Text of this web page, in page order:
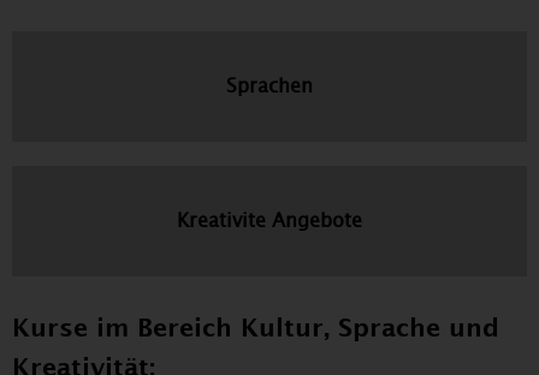
Sprachen
Kreativite Angebote
Kurse im Bereich Kultur, Sprache und
Kreativität: